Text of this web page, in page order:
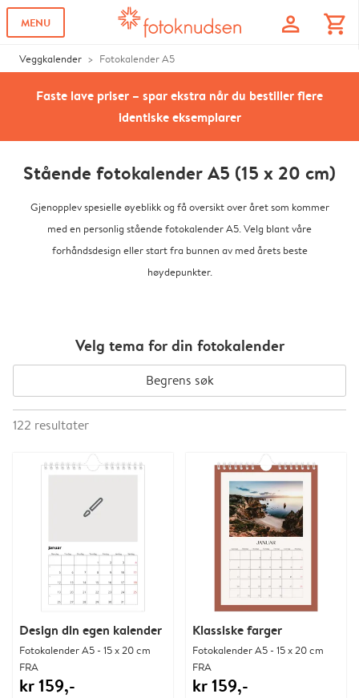
MENU profile shopping_cart
Veggkalender Fotokalender A5
Faste lave priser – spar ekstra når du bestiller flere
identiske eksemplarer
Stående fotokalender A5 (15 x 20 cm)
Gjenopplev spesielle øyeblikk og få oversikt over året som kommer
med en personlig stående fotokalender A5. Velg blant våre
forhåndsdesign eller start fra bunnen av med årets beste
høydepunkter.
Velg tema for din fotokalender
Begrens søk
122 resultater
Design din egen kalender
Fotokalender A5 - 15 x 20 cm
FRA
kr 159,-
Klassiske farger
Fotokalender A5 - 15 x 20 cm
FRA
kr 159,-